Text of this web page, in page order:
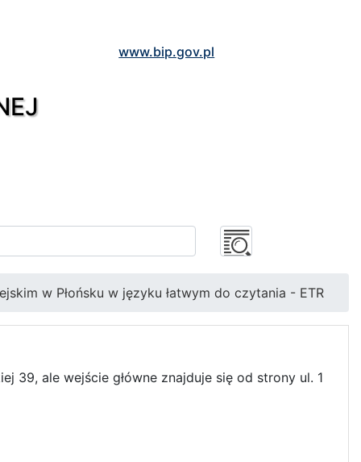
www.bip.gov.pl
w Płońsku w języku łatwym do czytania - ETR
39, ale wejście główne znajduje się od strony ul. 1